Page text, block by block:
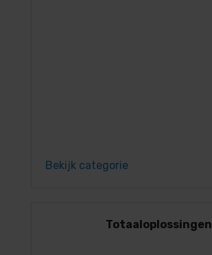
Bekijk categorie
Totaaloplossingen